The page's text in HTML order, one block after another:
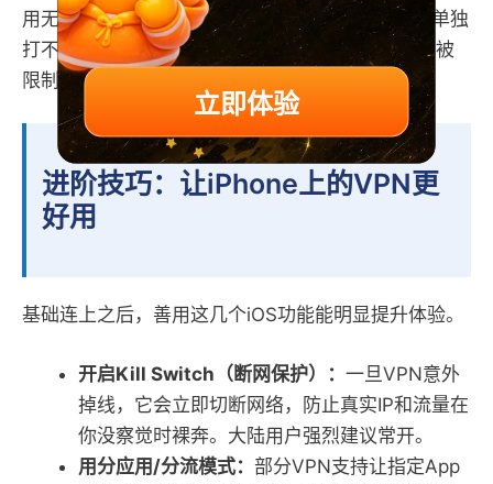
用无痕窗口访问。若某个App（如社交或流媒体）单独
打不开，多半是它检测到了VPN，换一个该服务未被
限制的节点往往能解决。
进阶技巧：让iPhone上的VPN更
好用
基础连上之后，善用这几个iOS功能能明显提升体验。
开启Kill Switch（断网保护）： 一旦VPN意外
掉线，它会立即切断网络，防止真实IP和流量在
你没察觉时裸奔。大陆用户强烈建议常开。
用分应用/分流模式： 部分VPN支持让指定App
立即体验